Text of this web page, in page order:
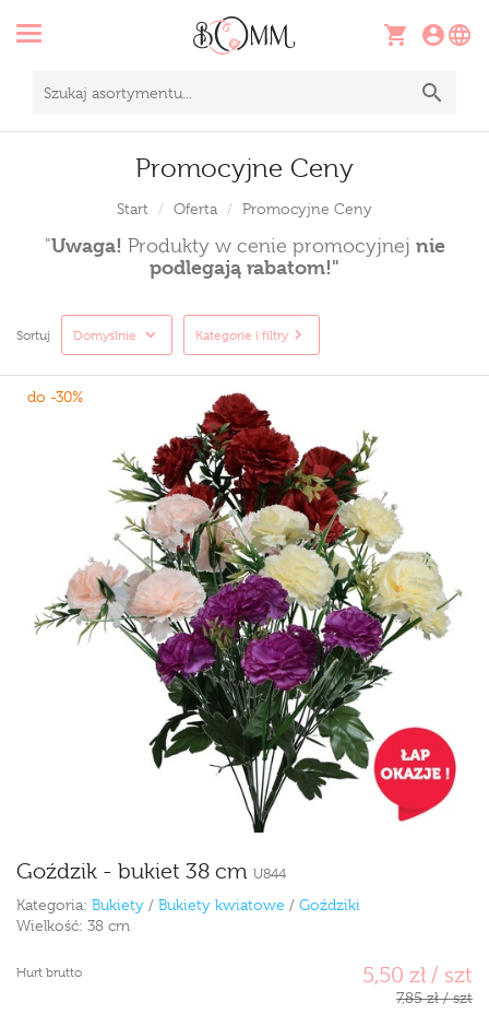
Promocyjne Ceny
Start Oferta Promocyjne Ceny
"Uwaga! Produkty w cenie promocyjnej nie
podlegają rabatom!"
Sortuj Domyślnie Kategorie i filtry
do -30%
Goździk - bukiet 38 cm U844
Kategoria: Bukiety / Bukiety kwiatowe / Goździki
Wielkość: 38 cm
Hurt brutto 5,50 zł / szt
7,85 zł / szt